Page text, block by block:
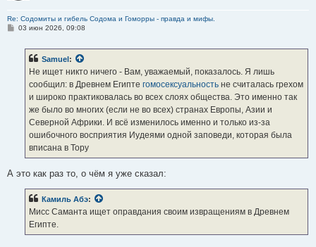
Re: Содомиты и гибель Содома и Гоморры - правда и мифы.
С03 июн 2026, 09:08
Samuel:
Не ищет никто ничего - Вам, уважаемый, показалось. Я лишь
сообщил: в Древнем Египте гомосексуальность не считалась грехом
и широко практиковалась во всех слоях общества. Это именно так
же было во многих (если не во всех) странах Европы, Азии и
Северной Африки. И всё изменилось именно и только из-за
ошибочного восприятия Иудеями одной заповеди, которая была
вписана в Тору
А это как раз то, о чём я уже сказал:
Камиль Абэ:
Мисс Саманта ищет оправдания своим извращениям в Древнем
Египте.